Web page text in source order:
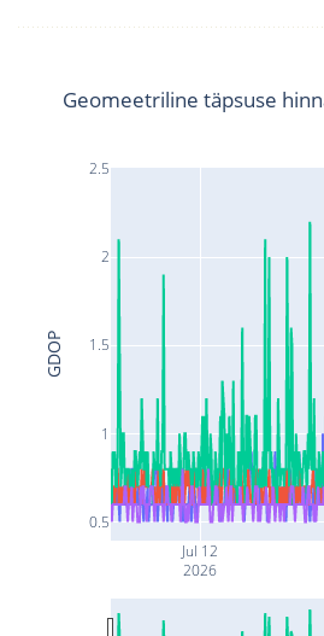
Jul 12
2026
0.5
1
1.5
2
2.5
Geomeetriline täpsuse
GDOP